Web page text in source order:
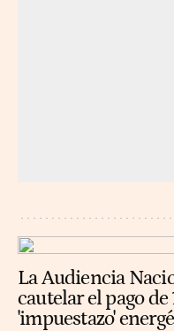
La Audiencia
cautelar el pago
'impuestazo'